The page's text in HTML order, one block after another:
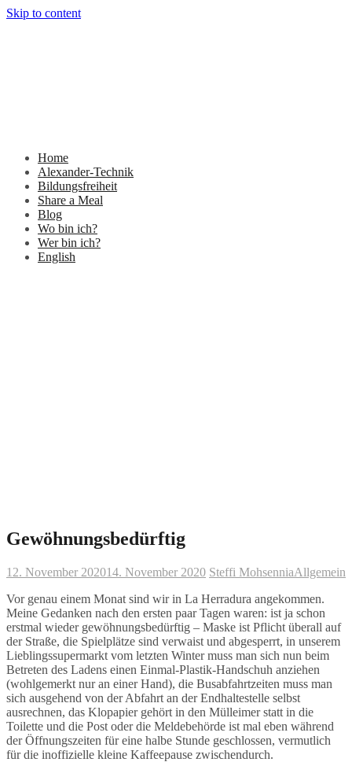
Skip to content
Home
Alexander-Technik
Bildungsfreiheit
Share a Meal
Blog
Wo bin ich?
Wer bin ich?
English
Gewöhnungsbedürftig
12. November 202014. November 2020 Steffi MohsenniaAllgemein
Vor genau einem Monat sind wir in La Herradura angekommen.
Meine Gedanken nach den ersten paar Tagen waren: ist ja schon
erstmal wieder gewöhnungsbedürftig – Maske ist Pflicht überall auf
der Straße, die Spielplätze sind verwaist und abgesperrt, in unserem
Lieblingssupermarkt vom letzten Winter muss man sich nun beim
Betreten des Ladens einen Einmal-Plastik-Handschuh anziehen
(wohlgemerkt nur an einer Hand), die Busabfahrtzeiten muss man
sich ausgehend von der Abfahrt an der Endhaltestelle selbst
ausrechnen, das Klopapier gehört in den Mülleimer statt in die
Toilette und die Post oder die Meldebehörde ist mal eben während
der Öffnungszeiten für eine halbe Stunde geschlossen, vermutlich
für die inoffizielle kleine Kaffeepause zwischendurch.